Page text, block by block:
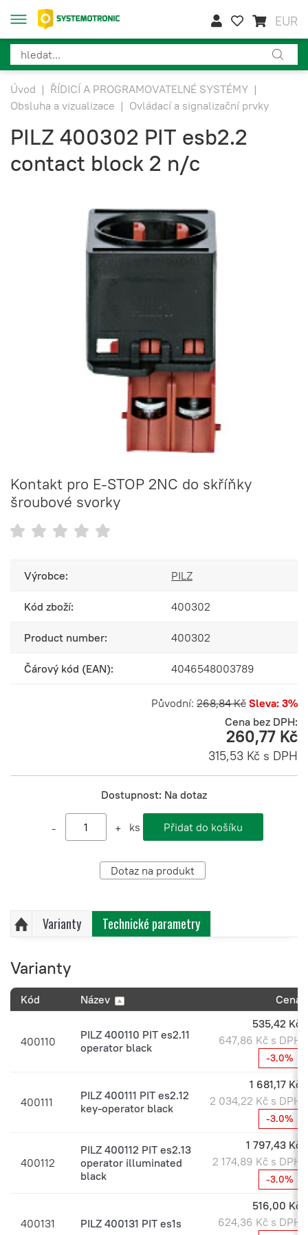
EUR
Úvod | ŘÍDICÍ A PROGRAMOVATELNÉ SYSTÉMY |
Obsluha a vizualizace | Ovládací a signalizační prvky
PILZ 400302 PIT esb2.2
contact block 2 n/c
Kontakt pro E-STOP 2NC do skříňky
šroubové svorky
Výrobce: PILZ
Kód zboží: 400302
Product number: 400302
Čárový kód (EAN): 4046548003789
Původní: 268,84 Kč Sleva: 3%
Cena bez DPH:
260,77 Kč
315,53 Kč s DPH
Dostupnost: Na dotaz
- + ks
Dotaz na produkt
Varianty Technické parametry
Varianty
Kód Název Cena
400110
PILZ 400110 PIT es2.11
operator black
535,42 Kč
647,86 Kč s DPH
-3.0%
400111
PILZ 400111 PIT es2.12
key-operator black
1 681,17 Kč
2 034,22 Kč s DPH
-3.0%
400112
PILZ 400112 PIT es2.13
operator illuminated
black
1 797,43 Kč
2 174,89 Kč s DPH
-3.0%
400131 PILZ 400131 PIT es1s
516,00 Kč
624,36 Kč s DPH